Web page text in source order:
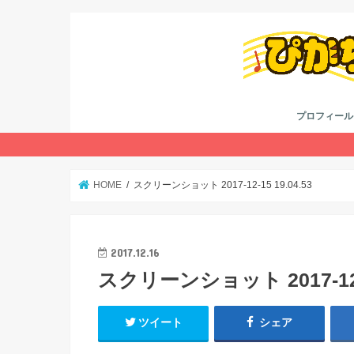
プロフィール
HOME スクリーンショット 2017-12-15 19.04.53
2017.12.16
スクリーンショット 2017-
ツイート シェア